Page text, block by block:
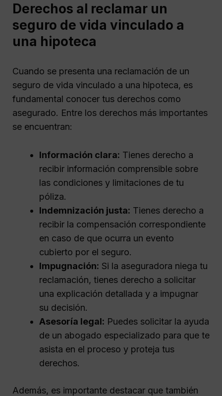
Derechos al reclamar un
seguro de vida vinculado a
una hipoteca
Cuando se presenta una reclamación de un
seguro de vida vinculado a una hipoteca, es
fundamental conocer tus derechos como
asegurado. Entre los derechos más importantes
se encuentran:
Información clara: Tienes derecho a
recibir información comprensible sobre
las condiciones y limitaciones de tu
póliza.
Indemnización justa: Tienes derecho a
recibir la compensación correspondiente
en caso de que ocurra un evento
cubierto por el seguro.
Impugnación: Si la aseguradora niega tu
reclamación, tienes derecho a solicitar
una explicación detallada y a impugnar
su decisión.
Asesoría legal: Puedes solicitar la ayuda
de un abogado especializado para que te
asista en el proceso y proteja tus
derechos.
Además, es importante destacar que también